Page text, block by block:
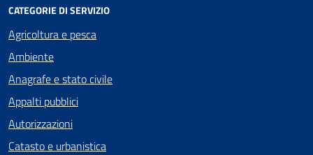
CATEGORIE DI SERVIZIO
Agricoltura e pesca
Ambiente
Anagrafe e stato civile
Appalti pubblici
Autorizzazioni
Catasto e urbanistica